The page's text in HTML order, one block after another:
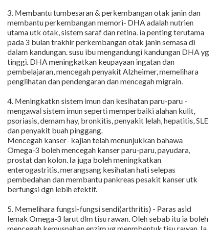
3. Membantu tumbesaran & perkembangan otak janin dan
membantu perkembangan memori- DHA adalah nutrien
utama utk otak, sistem saraf dan retina. ia penting terutama
pada 3 bulan trakhir perkembangan otak janin semasa di
dalam kandungan. susu ibu mengandungi kandungan DHA yg
tinggi. DHA meningkatkan keupayaan ingatan dan
pembelajaran, mencegah penyakit Alzheimer, memelihara
penglihatan dan pendengaran dan mencegah migrain.
4. Meningkatkn sistem imun dan kesihatan paru-paru -
mengawal sistem imun seperti memperbaiki alahan kulit,
psoriasis, demam hay, bronkitis, penyakit lelah, hepatitis, SLE
dan penyakit buah pinggang.
Mencegah kanser- kajian telah menunjukkan bahawa
Omega-3 boleh mencegah kanser paru-paru, payudara,
prostat dan kolon. Ia juga boleh meningkatkan
enterogastritis, merangsang kesihatan hati selepas
pembedahan dan membantu pankreas pesakit kanser utk
berfungsi dgn lebih efektif.
5. Memelihara fungsi-fungsi sendi(arthritis) - Paras asid
lemak Omega-3 larut dlm tisu rawan. Oleh sebab itu ia boleh
mencegah kemusnahan enzim yg menmbentuk tisu rawan. Ia